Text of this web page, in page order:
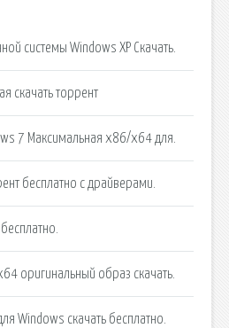
системы Windows XP Скачать.
скачать торрент
7 Максимальная x86/x64 для.
бесплатно с драйверами.
оригинальный образ скачать.
Windows скачать бесплатно.